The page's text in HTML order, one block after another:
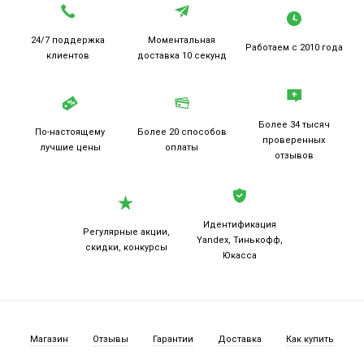
24/7 поддержка
клиентов
Моментальная
доставка 10 секунд
Работаем с 2010 года
По-настоящему
лучшие цены
Более 20 способов
оплаты
Более 34 тысяч
проверенных
отзывов
Регулярные акции,
скидки, конкурсы
Идентификация
Yandex, Тинькофф,
Юкасса
Магазин Отзывы Гарантии Доставка Как купить